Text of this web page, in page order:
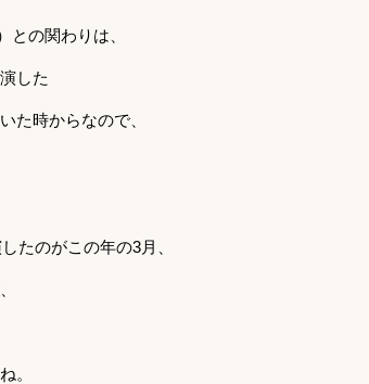
との関わりは、
した
た時からなので、
たのがこの年の3月、
。